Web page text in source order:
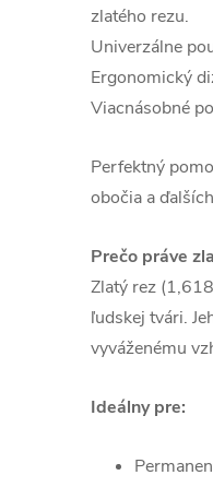
zlatého rezu.
Univerzálne
Ergonomický
Viacnásobné
Perfektný
obočia a
Prečo práve
Zlatý rez
ľudskej tvári.
vyváženému
Ideálny pre: